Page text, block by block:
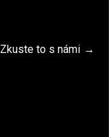
Zkuste to s námi